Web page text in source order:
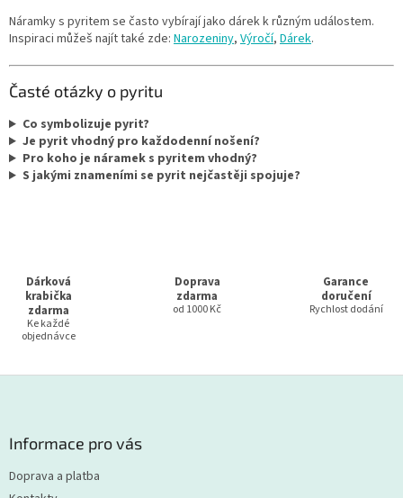
Náramky s pyritem se často vybírají jako dárek k různým událostem.
Inspiraci můžeš najít také zde: Narozeniny, Výročí, Dárek.
Časté otázky o pyritu
Co symbolizuje pyrit?
Je pyrit vhodný pro každodenní nošení?
Pro koho je náramek s pyritem vhodný?
S jakými znameními se pyrit nejčastěji spojuje?
Dárková
krabička
zdarma
Ke každé
objednávce
Doprava
zdarma
od 1000 Kč
Garance
doručení
Rychlost dodání
Informace pro vás
Doprava a platba